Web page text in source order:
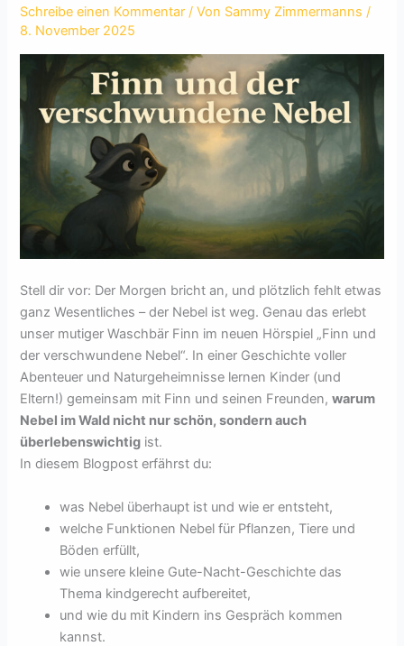
Schreibe einen Kommentar / Von Sammy Zimmermanns/
8. November 2025
Stell dir vor: Der Morgen bricht an, und plötzlich fehlt etwas
ganz Wesentliches – der Nebel ist weg. Genau das erlebt
unser mutiger Waschbär Finn im neuen Hörspiel „Finn und
der verschwundene Nebel“. In einer Geschichte voller
Abenteuer und Naturgeheimnisse lernen Kinder (und
Eltern!) gemeinsam mit Finn und seinen Freunden,warum
Nebel im Wald nicht nur schön, sondern auch
überlebenswichtig ist.
In diesem Blogpost erfährst du:
was Nebel überhaupt ist und wie er entsteht,
welche Funktionen Nebel für Pflanzen, Tiere und
Böden erfüllt,
wie unsere kleine Gute-Nacht-Geschichte das
Thema kindgerecht aufbereitet,
und wie du mit Kindern ins Gespräch kommen
kannst.